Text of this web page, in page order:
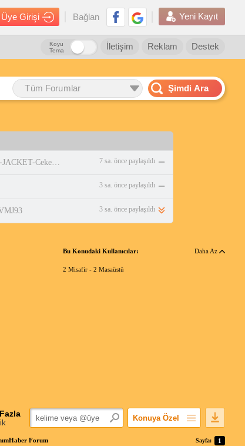
Üye Girişi Bağlan Yeni Kayıt
Destek
Reklam
İletişim
Koyu
Tema
Tüm Forumlar Şimdi Ara
https://www.amazon.com.tr/adidas-Erkek-JACKET-Ceket-WHITE/dp/B0DPBMQX1P 7 sa. önce paylaşıldı
3 sa. önce paylaşıldı
3 sa. önce paylaşıldı
Bu Konudaki Kullanıcılar: Daha Az
2 Misafir - 2 Masaüstü
Konuya Özel
Forum Sayfa: 1